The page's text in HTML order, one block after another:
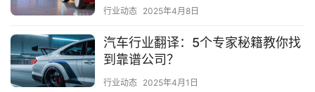
行业动态 2025年4月8日
汽车行业翻译：5个专家秘籍教你找
到靠谱公司？
行业动态 2025年4月1日